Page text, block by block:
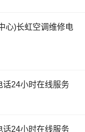
心)长虹空调维修电
话24小时在线服务
话24小时在线服务